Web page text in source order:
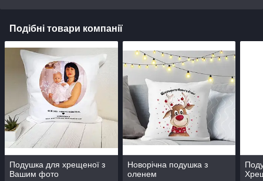
Подібні товари компанії
Подушка для хрещеної з
Вашим фото
Новорічна подушка з
оленем